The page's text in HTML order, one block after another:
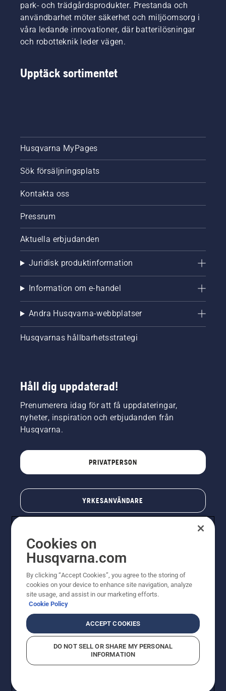
park- och trädgårdsprodukter. Prestanda och
användbarhet möter säkerhet och miljöomsorg i
våra ledande innovationer, där batterilösningar
och robotteknik leder vägen.
Upptäck sortimentet
Husqvarna MyPages
Sök försäljningsplats
Kontakta oss
Pressrum
Aktuella erbjudanden
Juridisk produktinformation
Information om e-handel
Andra Husqvarna-webbplatser
Husqvarnas hållbarhetsstrategi
Håll dig uppdaterad!
Prenumerera idag för att få uppdateringar,
nyheter, inspiration och erbjudanden från
Husqvarna.
PRIVATPERSON
YRKESANVÄNDARE
© Husqvarna AB (publ). All rights reserved. Priserna
som visas är rekommenderade cirkapriser. Alla angivna
priser är rekommenderade försäljningspriser (inkl.
moms) om inte produkten är tillgänglig för direkt köp.
CookiepolicyAnvändningsvillkor Sekretessmeddelande
Rapportera misstänkta överträdelser
Cookies on
Husqvarna.com
By clicking “Accept Cookies”, you agree to the storing of
cookies on your device to enhance site navigation, analyze
site usage, and assist in our marketing efforts.
Cookie Policy
ACCEPT COOKIES
DO NOT SELL OR SHARE MY PERSONAL
INFORMATION